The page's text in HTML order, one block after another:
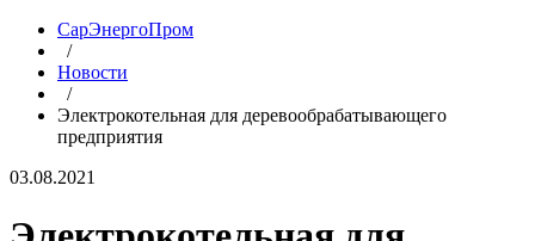
СарЭнергоПром
/
Новости
/
Электрокотельная для деревообрабатывающего
предприятия
03.08.2021